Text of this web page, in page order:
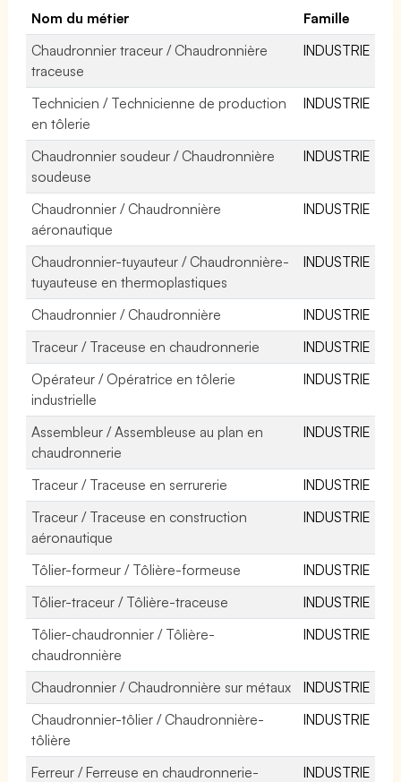
Nom du métier
Famille
Chaudronnier traceur / Chaudronnière
traceuse
INDUSTRIE
Technicien / Technicienne de production
en tôlerie
INDUSTRIE
Chaudronnier soudeur / Chaudronnière
soudeuse
INDUSTRIE
Chaudronnier / Chaudronnière
aéronautique
INDUSTRIE
Chaudronnier-tuyauteur / Chaudronnière-
tuyauteuse en thermoplastiques
INDUSTRIE
Chaudronnier / Chaudronnière
INDUSTRIE
Traceur / Traceuse en chaudronnerie
INDUSTRIE
Opérateur / Opératrice en tôlerie
industrielle
INDUSTRIE
Assembleur / Assembleuse au plan en
chaudronnerie
INDUSTRIE
Traceur / Traceuse en serrurerie
INDUSTRIE
Traceur / Traceuse en construction
aéronautique
INDUSTRIE
Tôlier-formeur / Tôlière-formeuse
INDUSTRIE
Tôlier-traceur / Tôlière-traceuse
INDUSTRIE
Tôlier-chaudronnier / Tôlière-
chaudronnière
INDUSTRIE
Chaudronnier / Chaudronnière sur métaux
INDUSTRIE
Chaudronnier-tôlier / Chaudronnière-
tôlière
INDUSTRIE
Ferreur / Ferreuse en chaudronnerie-
INDUSTRIE